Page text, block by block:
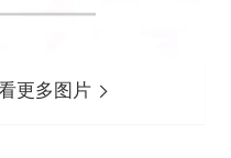
更多图片